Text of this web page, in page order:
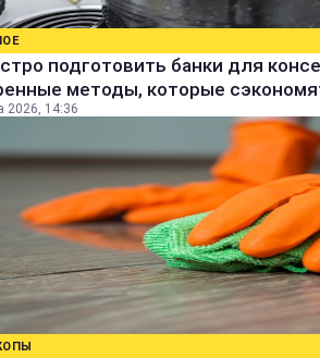
подготовить банки для
методы, которые
2026, 14:36